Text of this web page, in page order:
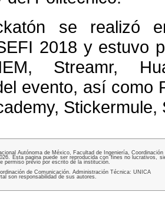
se realizó
2018 y estuvo
Streamr,
evento, así como
Stickermule,
Autónoma de México, Facultad de Ingeniería,
Esta pagina puede ser reproducida con fines no lucrativos,
permiso previo por escrito de la institución.
de Comunicación. Administración Técnica: UNICA
son responsabilidad de sus autores.